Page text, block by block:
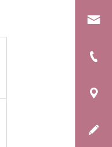
年に一度の「銀河水キャン